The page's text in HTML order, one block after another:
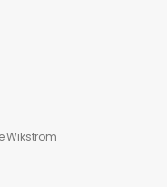
Wikström